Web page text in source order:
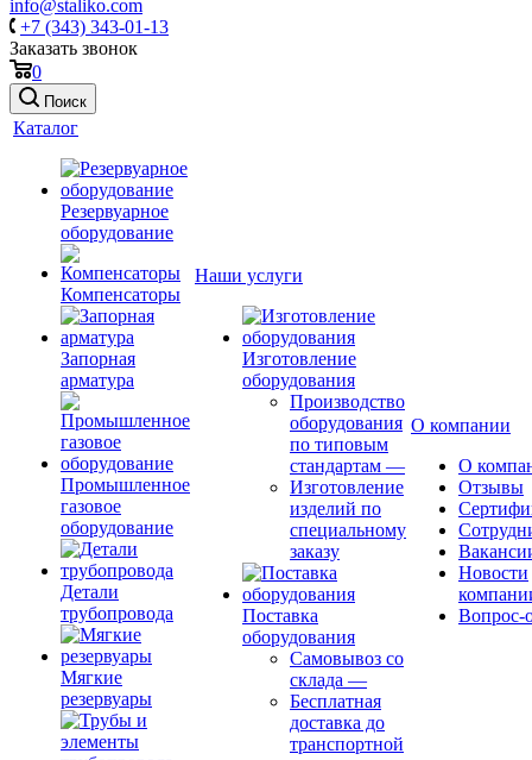
info@staliko.com
+7 (343) 343-01-13
Заказать звонок
0
Поиск
Каталог
Резервуарное
оборудование
Компенсаторы
Запорная
арматура
Промышленное
газовое
оборудование
Детали
трубопровода
Мягкие
резервуары
Наши услуги
Изготовление
оборудования
Производство
оборудования
по типовым
стандартам —
Изготовление
изделий по
специальному
заказу
Поставка
оборудования
Самовывоз со
склада —
Бесплатная
доставка до
транспортной
О компании
О
Отзывы
Новости
Вопрос-